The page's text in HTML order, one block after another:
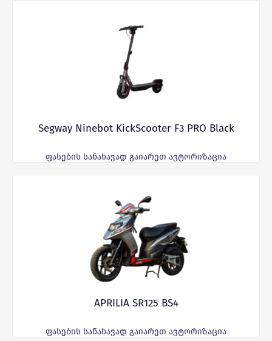
Segway Ninebot KickScooter F3 PRO Black
ფასების სანახავად გაიარეთ ავტორიზაცია
APRILIA SR125 BS4
ფასების სანახავად გაიარეთ ავტორიზაცია